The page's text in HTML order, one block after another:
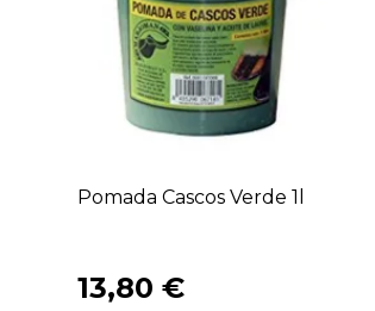
Pomada Cascos Verde 1l
13,80 €